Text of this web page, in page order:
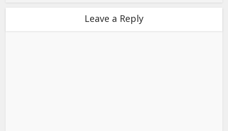
Leave a Reply